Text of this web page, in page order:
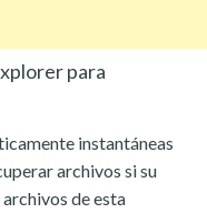
para
instantáneas
archivos si su
de esta